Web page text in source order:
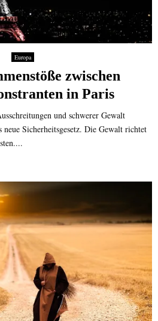
Europa
zwischen
in Paris
und schwerer Gewalt
neue Sicherheitsgesetz. Die Gewalt richtet